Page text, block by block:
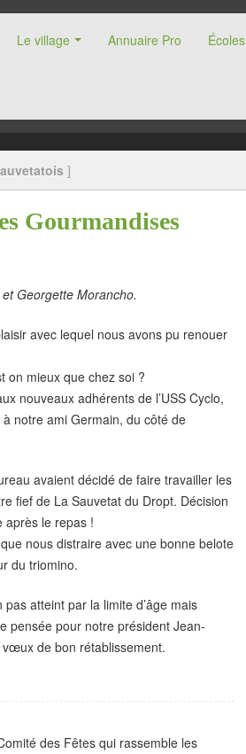
Le village Annuaire Pro Écoles
]
Gourmandises
Georgette Morancho.
avec lequel nous avons pu renouer
on mieux que chez soi ?
nouveaux adhérents de l’USS Cyclo,
notre ami Germain, du côté de
avaient décidé de faire travailler les
fief de La Sauvetat du Dropt. Décision
après le repas !
nous distraire avec une bonne belote
du triomino.
atteint par la limite d’âge mais
pensée pour notre président Jean-
de bon rétablissement.
des Fêtes qui rassemble les